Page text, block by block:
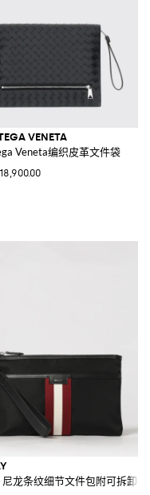
VENETA
Veneta编织皮革文件袋
尼龙条纹细节文件包附可拆卸提